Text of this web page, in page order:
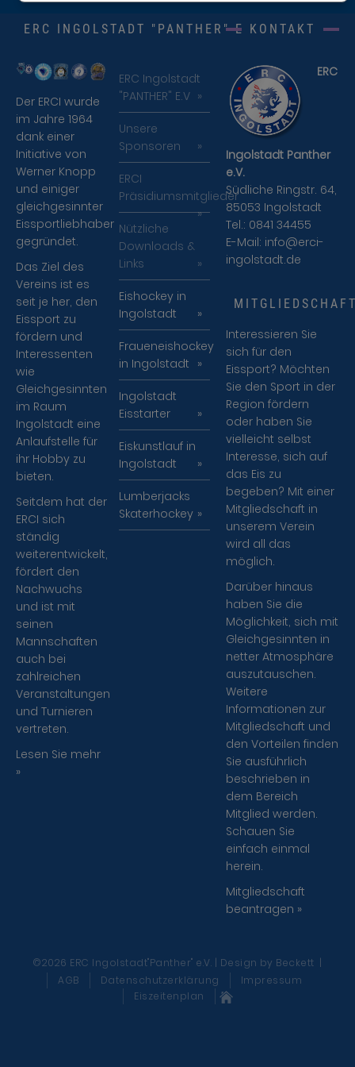
ERC INGOLSTADT "PANTHER" E.V.
Der ERCI wurde
im Jahre 1964
dank einer
Initiative von
Werner Knopp
und einiger
gleichgesinnter
Eissportliebhaber
gegründet.
Das Ziel des
Vereins ist es
seit je her, den
Eissport zu
fördern und
Interessenten
wie
Gleichgesinnten
im Raum
Ingolstadt eine
Anlaufstelle für
ihr Hobby zu
bieten.
Seitdem hat der
ERCI sich
ständig
weiterentwickelt,
fördert den
Nachwuchs
und ist mit
seinen
Mannschaften
auch bei
zahlreichen
Veranstaltungen
und Turnieren
vertreten.
Lesen Sie mehr
»
ERC Ingolstadt
"PANTHER" E.V
Unsere
Sponsoren
ERCI
Präsidiumsmitglieder
Nützliche
Downloads &
Links
Eishockey in
Ingolstadt
Fraueneishockey
in Ingolstadt
Ingolstadt
Eisstarter
Eiskunstlauf in
Ingolstadt
Lumberjacks
Skaterhockey
KONTAKT
ERC
Ingolstadt Panther
e.V.
Südliche Ringstr. 64,
85053 Ingolstadt
Tel.: 0841 34455
E-Mail: info@erci-
ingolstadt.de
Interessieren Sie
sich für den
Eissport? Möchten
Sie den Sport in der
Region fördern
oder haben Sie
vielleicht selbst
Interesse, sich auf
das Eis zu
begeben? Mit einer
Mitgliedschaft in
unserem Verein
wird all das
möglich.
Darüber hinaus
haben Sie die
Möglichkeit, sich mit
Gleichgesinnten in
netter Atmosphäre
auszutauschen.
Weitere
Informationen zur
Mitgliedschaft und
den Vorteilen finden
Sie ausführlich
beschrieben in
dem Bereich
Mitglied werden.
Schauen Sie
einfach einmal
herein.
Mitgliedschaft
beantragen »
©2026 ERC Ingolstadt"Panther" e.V. | Design by Beckett |
AGB
Datenschutzerklärung
Impressum
Eiszeitenplan